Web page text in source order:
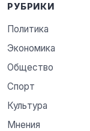
РУБРИКИ
Политика
Экономика
Общество
Спорт
Культура
Мнения